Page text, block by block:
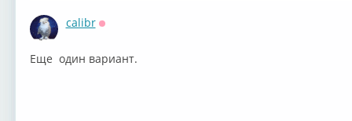
calibr
Еще один вариант.